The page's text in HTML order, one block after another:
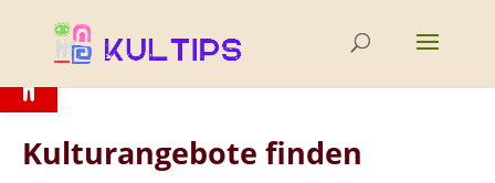
Kulturangebote finden
Open toolbar